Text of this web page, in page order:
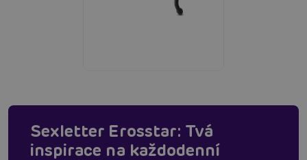
Sexletter Erosstar: Tvá
inspirace na každodenní